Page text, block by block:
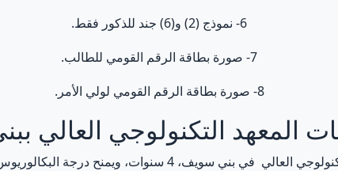
6- نموذج (2) و(6) جند للذكور فقط.
7- صورة بطاقة الرقم القومي للطالب.
8- صورة بطاقة الرقم القومي لولي الأمر.
المعهد التكنولوجي العالي
4 سنوات، ويمنح درجة البكالوريوس في التخصصات التالية: